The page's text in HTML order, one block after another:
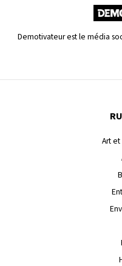
Demotivateur est le média
Art